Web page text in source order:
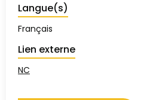
Langue(s)
Français
Lien externe
NC